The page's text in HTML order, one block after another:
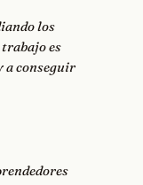
los
es
a conseguir